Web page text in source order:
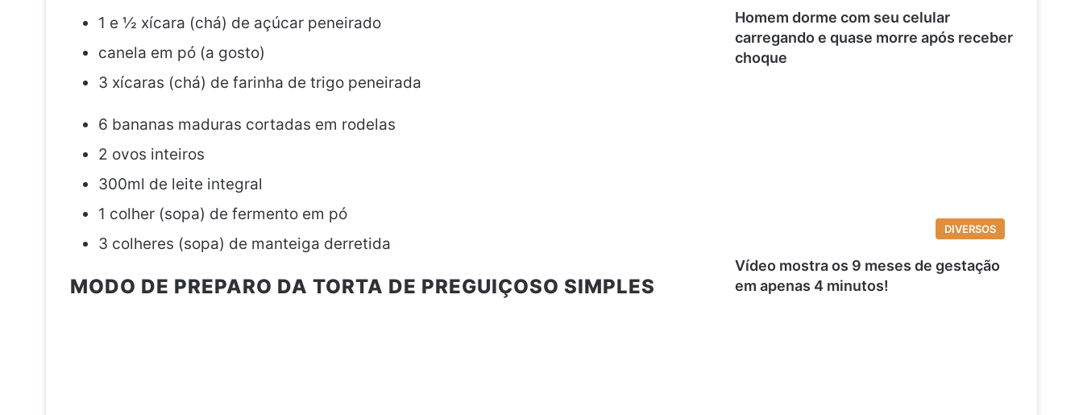
1 e ½ xícara (chá) de açúcar peneirado
canela em pó (a gosto)
3 xícaras (chá) de farinha de trigo peneirada
6 bananas maduras cortadas em rodelas
2 ovos inteiros
300ml de leite integral
1 colher (sopa) de fermento em pó
3 colheres (sopa) de manteiga derretida
MODO DE PREPARO DA TORTA DE PREGUIÇOSO SIMPLES
Homem dorme com seu celular
carregando e quase morre após receber
choque
DIVERSOS
Vídeo mostra os 9 meses de gestação
em apenas 4 minutos!